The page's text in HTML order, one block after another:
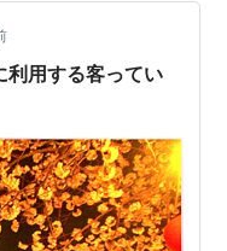
ラのい…
利用する客ってい